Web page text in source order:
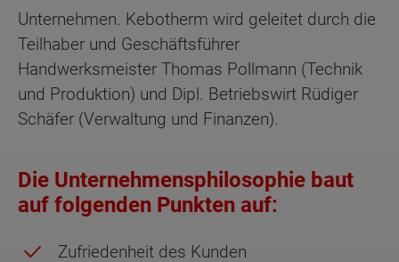
Unternehmen. Kebotherm wird geleitet durch die
Teilhaber und Geschäftsführer
Handwerksmeister Thomas Pollmann (Technik
und Produktion) und Dipl. Betriebswirt Rüdiger
Schäfer (Verwaltung und Finanzen).
Die Unternehmensphilosophie baut
auf folgenden Punkten auf:
Zufriedenheit des Kunden